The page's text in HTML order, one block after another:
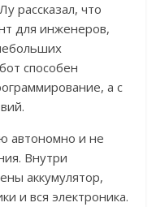
рассказал, что
для инженеров,
способен
а с
автономно и не
Внутри
аккумулятор,
и вся электроника.